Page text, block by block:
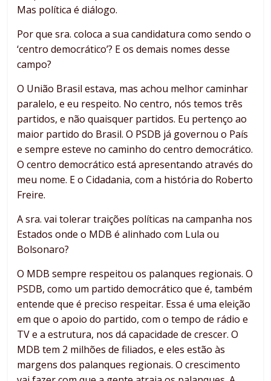
Mas política é diálogo.
Por que sra. coloca a sua candidatura como sendo o
‘centro democrático’? E os demais nomes desse
campo?
O União Brasil estava, mas achou melhor caminhar
paralelo, e eu respeito. No centro, nós temos três
partidos, e não quaisquer partidos. Eu pertenço ao
maior partido do Brasil. O PSDB já governou o País
e sempre esteve no caminho do centro democrático.
O centro democrático está apresentando através do
meu nome. E o Cidadania, com a história do Roberto
Freire.
A sra. vai tolerar traições políticas na campanha nos
Estados onde o MDB é alinhado com Lula ou
Bolsonaro?
O MDB sempre respeitou os palanques regionais. O
PSDB, como um partido democrático que é, também
entende que é preciso respeitar. Essa é uma eleição
em que o apoio do partido, com o tempo de rádio e
TV e a estrutura, nos dá capacidade de crescer. O
MDB tem 2 milhões de filiados, e eles estão às
margens dos palanques regionais. O crescimento